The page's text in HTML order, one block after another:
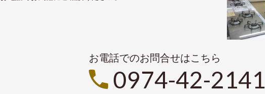
お電話でのお問合せはこちら
0974-42-2141